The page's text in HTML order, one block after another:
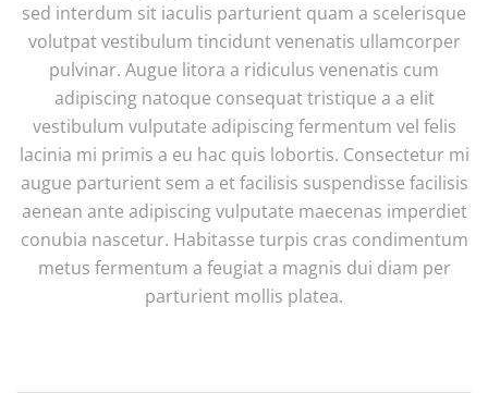
sed interdum sit iaculis parturient quam a scelerisque
volutpat vestibulum tincidunt venenatis ullamcorper
pulvinar. Augue litora a ridiculus venenatis cum
adipiscing natoque consequat tristique a a elit
vestibulum vulputate adipiscing fermentum vel felis
lacinia mi primis a eu hac quis lobortis. Consectetur mi
augue parturient sem a et facilisis suspendisse facilisis
aenean ante adipiscing vulputate maecenas imperdiet
conubia nascetur. Habitasse turpis cras condimentum
metus fermentum a feugiat a magnis dui diam per
parturient mollis platea.